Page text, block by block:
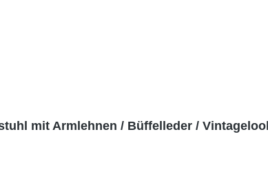
mit Armlehnen / Büffelleder /